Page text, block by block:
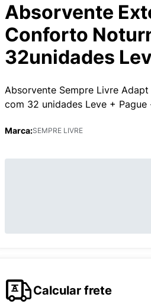
Absorvente
Conforto
32unidades
Absorvente Sempre Livre
com 32 unidades Leve + Pague
Marca:SEMPRE LIVRE
Calcular frete